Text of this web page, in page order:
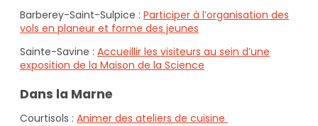
Barberey-Saint-Sulpice : Participer à l’organisation des
vols en planeur et forme des jeunes
Sainte-Savine : Accueillir les visiteurs au sein d’une
exposition de la Maison de la Science
Dans la Marne
Courtisols : Animer des ateliers de cuisine